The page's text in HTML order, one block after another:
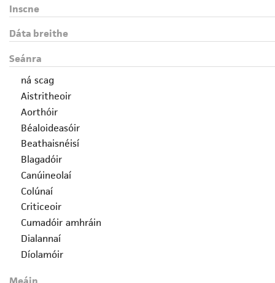
Inscne
Dáta breithe
Seánra
ná scag
Aistritheoir
Aorthóir
Béaloideasóir
Beathaisnéisí
Blagadóir
Canúineolaí
Colúnaí
Criticeoir
Cumadóir amhráin
Dialannaí
Díolamóir